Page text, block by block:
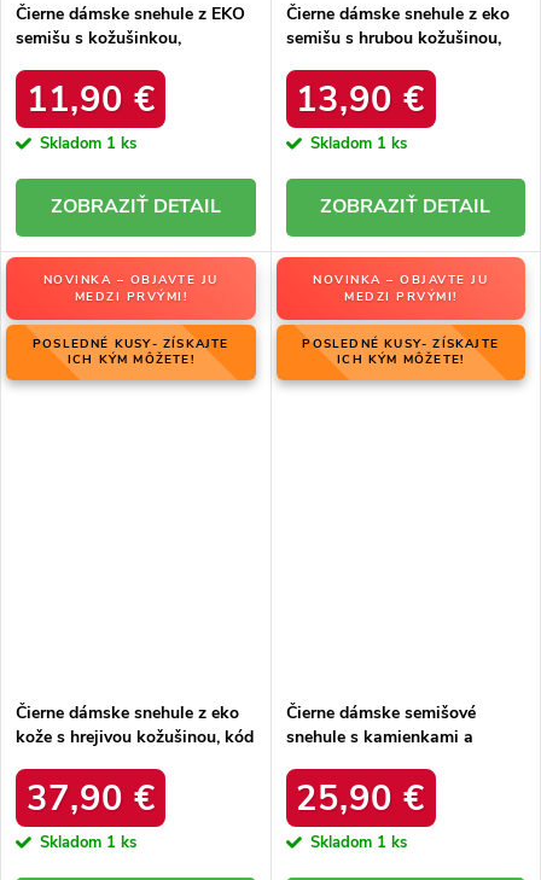
Čierne dámske snehule z EKO
semišu s kožušinkou,
11,90 €
Skladom 1 ks
DETAIL
Čierne dámske snehule z eko
semišu s hrubou kožušinou,
BLACK
13,90 €
Skladom 1 ks
DETAIL
NOVINKA – OBJAVTE JU
MEDZI PRVÝMI!
POSLEDNÉ KUSY- ZÍSKAJTE
ICH KÝM MÔŽETE!
Čierne dámske snehule z eko
kože s hrejivou kožušinou, kód
BLACK
37,90 €
Skladom 1 ks
NOVINKA – OBJAVTE JU
MEDZI PRVÝMI!
POSLEDNÉ KUSY- ZÍSKAJTE
ICH KÝM MÔŽETE!
Čierne dámske semišové
snehule s kamienkami a
W8009 BLACK
25,90 €
Skladom 1 ks